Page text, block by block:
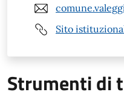
Sito
Strumenti di